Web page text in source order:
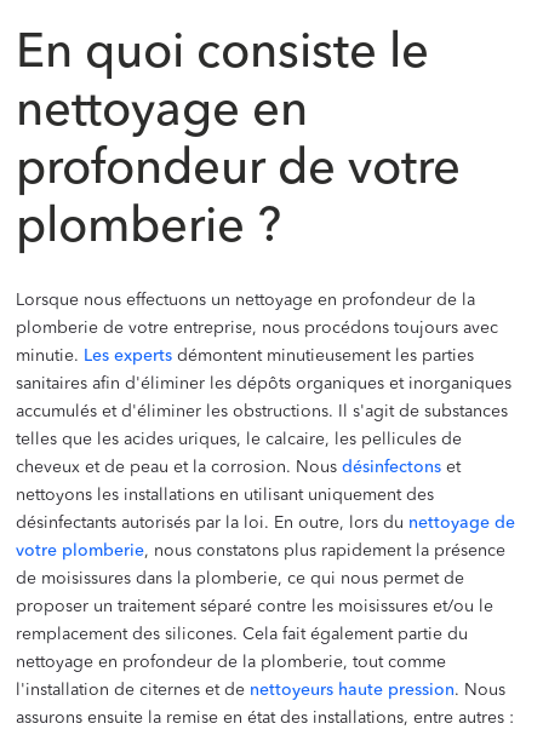
En quoi consiste le
nettoyage en
profondeur de votre
plomberie ?
Lorsque nous effectuons un nettoyage en profondeur de la
plomberie de votre entreprise, nous procédons toujours avec
minutie. Les experts démontent minutieusement les parties
sanitaires afin d'éliminer les dépôts organiques et inorganiques
accumulés et d'éliminer les obstructions. Il s'agit de substances
telles que les acides uriques, le calcaire, les pellicules de
cheveux et de peau et la corrosion. Nousdésinfectons et
nettoyons les installations en utilisant uniquement des
désinfectants autorisés par la loi. En outre, lors du nettoyage de
votre plomberie, nous constatons plus rapidement la présence
de moisissures dans la plomberie, ce qui nous permet de
proposer un traitement séparé contre les moisissures et/ou le
remplacement des silicones. Cela fait également partie du
nettoyage en profondeur de la plomberie, tout comme
l'installation de citernes et de nettoyeurs haute pression. Nous
assurons ensuite la remise en état des installations, entre autres :